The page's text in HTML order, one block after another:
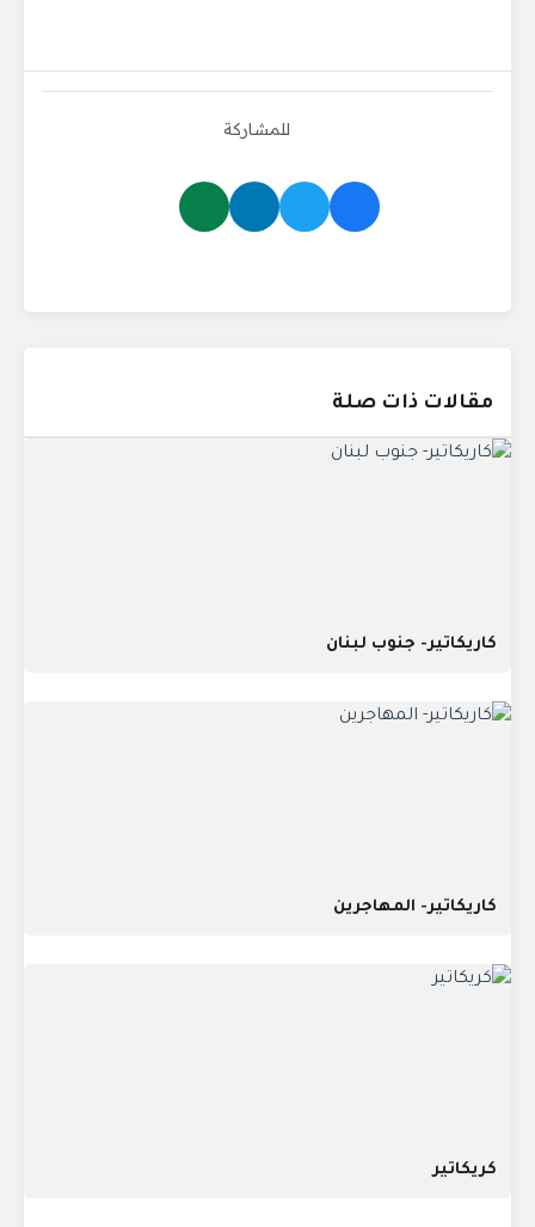
للمشاركة
مقالات ذات صلة
كاريكاتير- جنوب لبنان
كاريكاتير- المهاجرين
كريكاتير